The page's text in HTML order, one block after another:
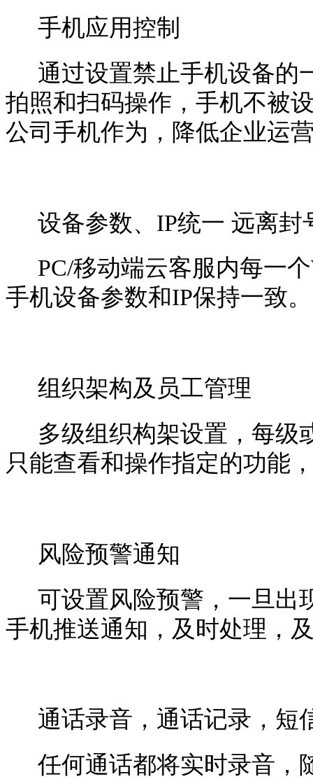
手机应用控制
通过设置禁止手机设备的
拍照和扫码操作，手机不被
公司手机作为，降低企业运
设备参数、IP统一 远离封
PC/移动端云客服内每一
手机设备参数和IP保持一致。
组织架构及员工管理
多级组织构架设置，每级
只能查看和操作指定的功能
风险预警通知
可设置风险预警，一旦出
手机推送通知，及时处理，
通话录音，通话记录，短
任何通话都将实时录音，